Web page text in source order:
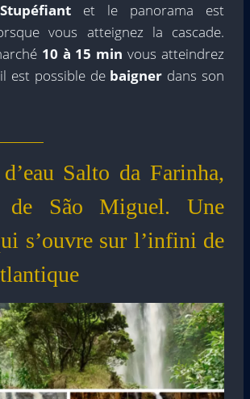
Stupéfiant et le panorama est
vous atteignez la cascade.
10 à 15 min vous atteindrez
est possible de baigner dans son
Salto da Farinha,
de São Miguel. Une
s’ouvre sur l’infini de